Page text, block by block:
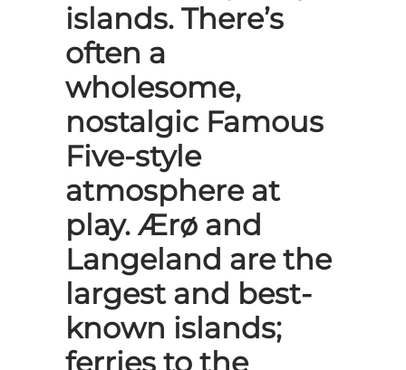
islands. There’s
often a
wholesome,
nostalgic Famous
Five-style
atmosphere at
play. Ærø and
Langeland are the
largest and best-
known islands;
ferries to the